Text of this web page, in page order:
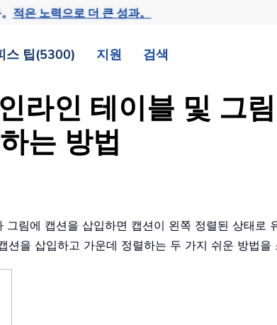
적은 노력으로 더 큰 성과。
스 팁(5300) 지원 검색
라인 테이블 및 그
는 방법
림에 캡션을 삽입하면 캡션이 왼쪽 정렬된 상태로
을 삽입하고 가운데 정렬하는 두 가지 쉬운 방법을